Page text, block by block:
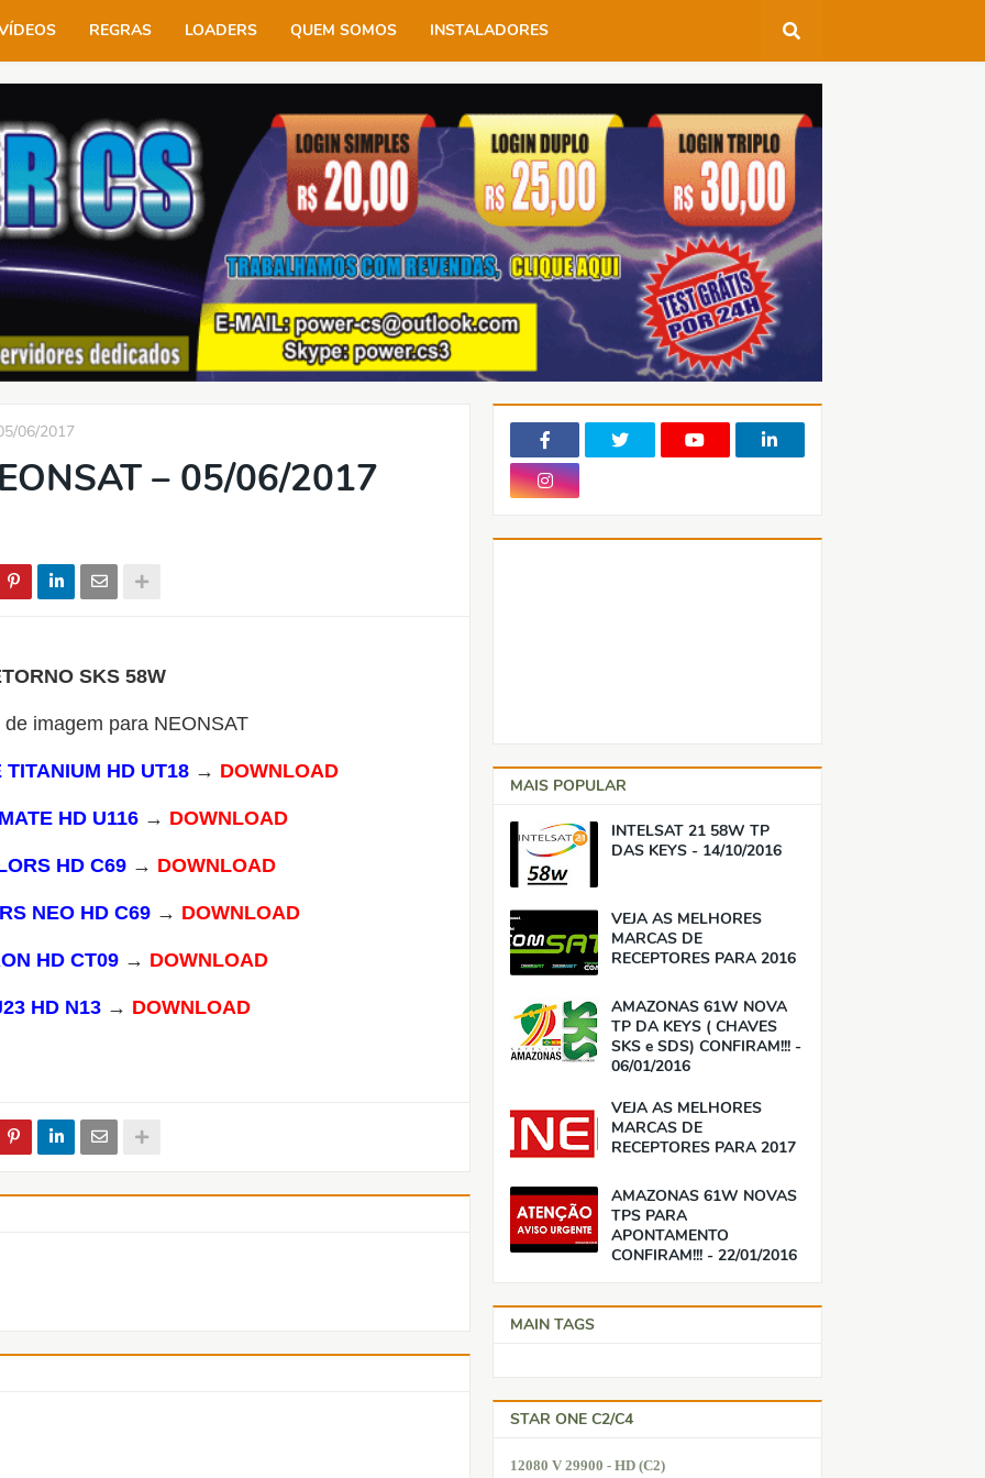
REGRAS LOADERS QUEM SOMOS INSTALADORES
06/2017
– 05/06/2017
SKS 58W
HD UT18 → DOWNLOAD
HD U116 → DOWNLOAD
HD C69 → DOWNLOAD
NEO HD C69 → DOWNLOAD
HD CT09 → DOWNLOAD
HD N13 → DOWNLOAD
MAIS POPULAR
INTELSAT 21 58W TP
DAS KEYS - 14/10/2016
VEJA AS MELHORES
MARCAS DE
RECEPTORES PARA 2016
AMAZONAS 61W NOVA
TP DA KEYS ( CHAVES
SKS e SDS) CONFIRAM!!! -
06/01/2016
VEJA AS MELHORES
MARCAS DE
RECEPTORES PARA 2017
AMAZONAS 61W NOVAS
TPS PARA
APONTAMENTO
CONFIRAM!!! - 22/01/2016
MAIN TAGS
STAR ONE C2/C4
12080 V 29900 - HD (C2)